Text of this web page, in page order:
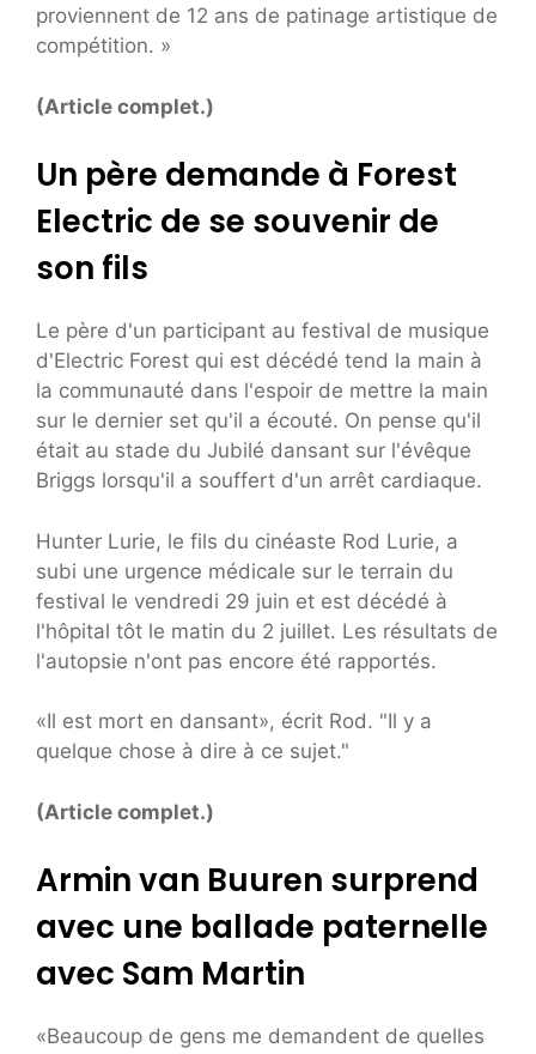
proviennent de 12 ans de patinage artistique de
compétition. »
(Article complet.)
Un père demande à Forest
Electric de se souvenir de
son fils
Le père d'un participant au festival de musique
d'Electric Forest qui est décédé tend la main à
la communauté dans l'espoir de mettre la main
sur le dernier set qu'il a écouté. On pense qu'il
était au stade du Jubilé dansant sur l'évêque
Briggs lorsqu'il a souffert d'un arrêt cardiaque.
Hunter Lurie, le fils du cinéaste Rod Lurie, a
subi une urgence médicale sur le terrain du
festival le vendredi 29 juin et est décédé à
l'hôpital tôt le matin du 2 juillet. Les résultats de
l'autopsie n'ont pas encore été rapportés.
«Il est mort en dansant», écrit Rod. "Il y a
quelque chose à dire à ce sujet."
(Article complet.)
Armin van Buuren surprend
avec une ballade paternelle
avec Sam Martin
«Beaucoup de gens me demandent de quelles